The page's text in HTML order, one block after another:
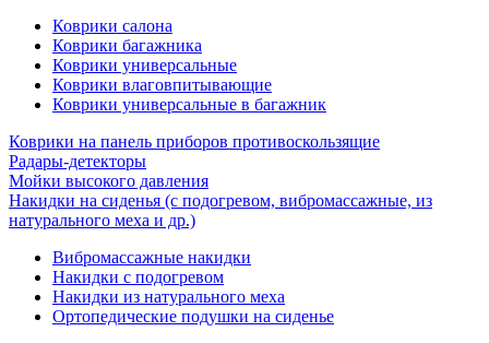
Коврики салона
Коврики багажника
Коврики универсальные
Коврики влаговпитывающие
Коврики универсальные в багажник
Коврики на панель приборов противоскользящие
Радары-детекторы
Мойки высокого давления
Накидки на сиденья (с подогревом, вибромассажные, из
натурального меха и др.)
Вибромассажные накидки
Накидки с подогревом
Накидки из натурального меха
Ортопедические подушки на сиденье